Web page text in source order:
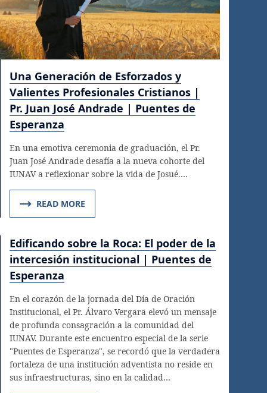
Una Generación de Esforzados y
Valientes Profesionales Cristianos |
Pr. Juan José Andrade | Puentes de
Esperanza
En una emotiva ceremonia de graduación, el Pr.
Juan José Andrade desafía a la nueva cohorte del
IUNAV a reflexionar sobre la vida de Josué.…
READ MORE
Edificando sobre la Roca: El poder de la
intercesión institucional | Puentes de
Esperanza
En el corazón de la jornada del Día de Oración
Institucional, el Pr. Álvaro Vergara elevó un mensaje
de profunda consagración a la comunidad del
IUNAV. Durante este encuentro especial de la serie
"Puentes de Esperanza", se recordó que la verdadera
fortaleza de una institución adventista no reside en
sus infraestructuras, sino en la calidad…